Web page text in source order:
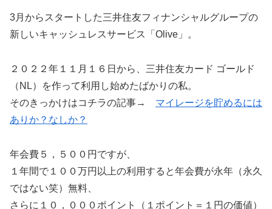
3月からスタートした三井住友フィナンシャルグループの
新しいキャッシュレスサービス「Olive」。
２０２２年１１月１６日から、三井住友カード ゴールド
（NL）を作って利用し始めたばかりの私。
そのきっかけはコチラの記事→ マイレージを貯めるには
ありか？なしか？
年会費５，５００円ですが、
１年間で１００万円以上の利用すると年会費が永年（永久
ではない笑）無料、
さらに１０，０００ポイント（１ポイント＝１円の価値）